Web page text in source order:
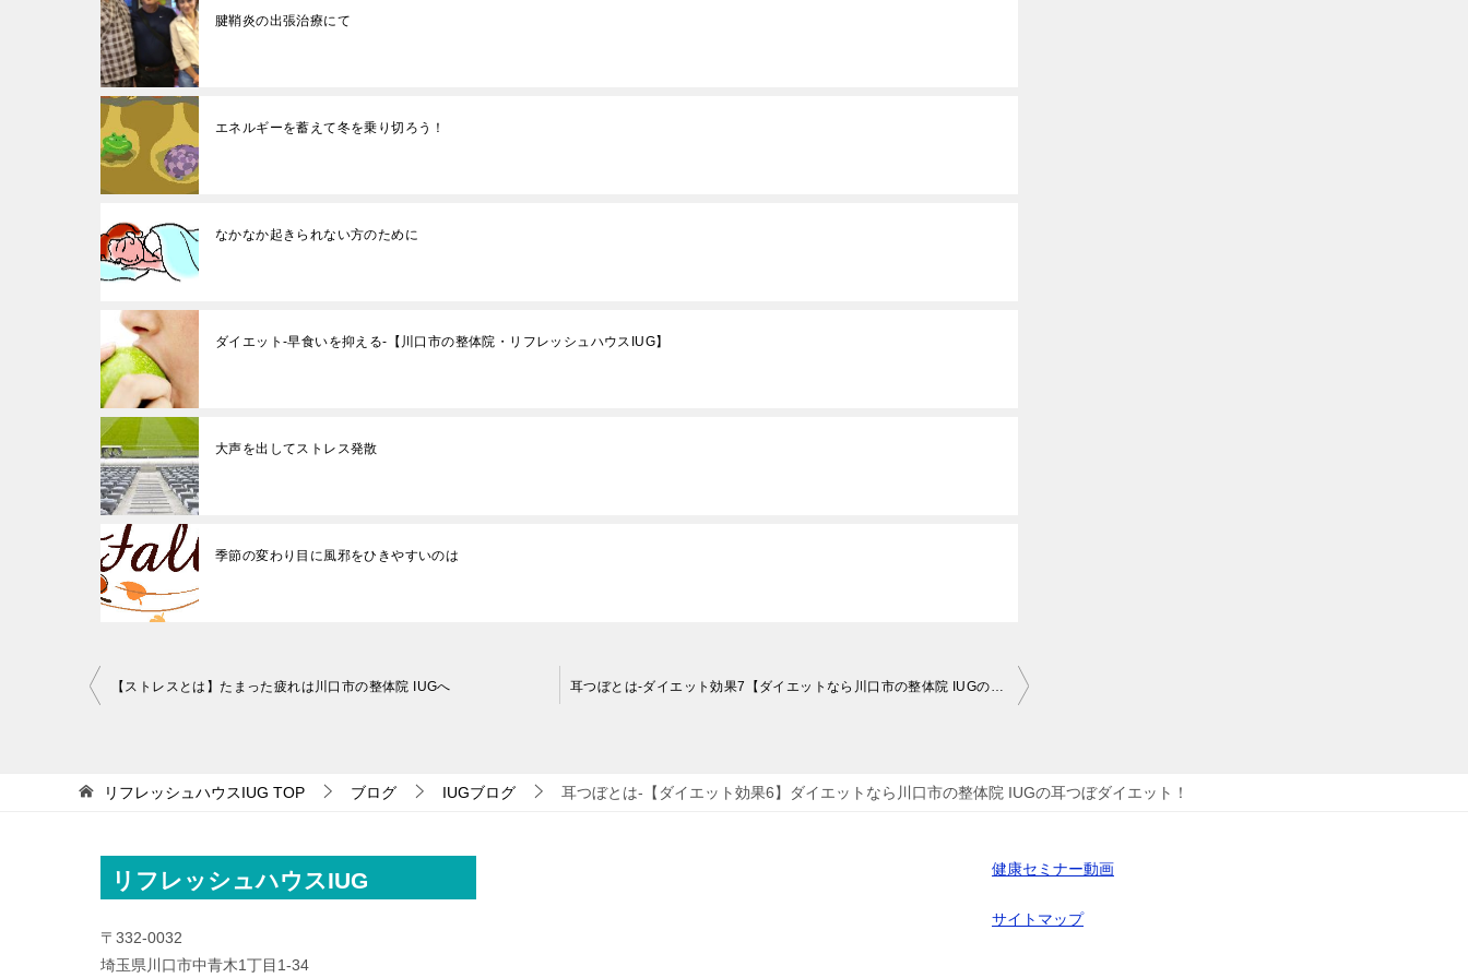
腱鞘炎の出張治療にて
エネルギーを蓄えて冬を乗り切ろう！
なかなか起きられない方のために
ダイエット-早食いを抑える-【川口市の整体院・リフレッシュハウスIUG】
大声を出してストレス発散
季節の変わり目に風邪をひきやすいのは
投
ビ
ー
ョ
ン
【ストレスとは】たまった疲れは川口市の整体院 IUGへ 耳つぼとは-ダイエット効果7【ダイエットなら川口市の整体院 IUGの耳つぼダイエット！】
リフレッシュハウスIUG TOP ブログ IUGブログ 耳つぼとは-【ダイエット効果6】ダイエットなら川口市の整体院 IUGの耳つぼダイエット！
リフレッシュハウスIUG
〒332-0032
埼玉県川口市中青木1丁目1-34
健康セミナー動画
サイトマップ